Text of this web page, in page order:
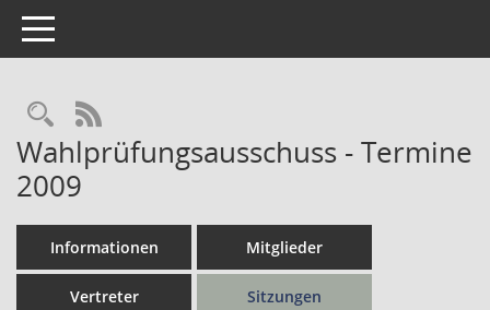
Toggle navigation
Rechercheauswahl
RSS-Feed
Wahlprüfungsausschuss - Termine
2009
Informationen Mitglieder
Vertreter Sitzungen